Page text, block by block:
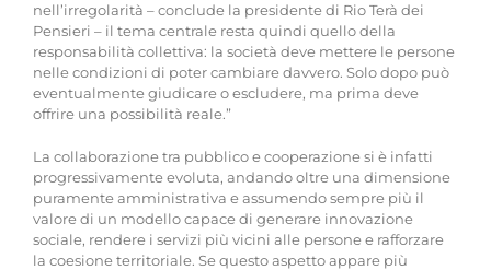
nell’irregolarità – conclude la presidente di Rio Terà dei
Pensieri – il tema centrale resta quindi quello della
responsabilità collettiva: la società deve mettere le persone
nelle condizioni di poter cambiare davvero. Solo dopo può
eventualmente giudicare o escludere, ma prima deve
offrire una possibilità reale.”
La collaborazione tra pubblico e cooperazione si è infatti
progressivamente evoluta, andando oltre una dimensione
puramente amministrativa e assumendo sempre più il
valore di un modello capace di generare innovazione
sociale, rendere i servizi più vicini alle persone e rafforzare
la coesione territoriale. Se questo aspetto appare più